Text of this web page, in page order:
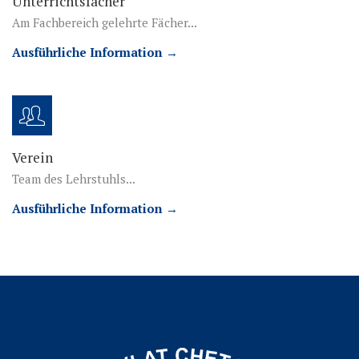
Am Fachbereich gelehrte Fächer...
Ausführliche Information →
Verein
Team des Lehrstuhls...
Ausführliche Information →